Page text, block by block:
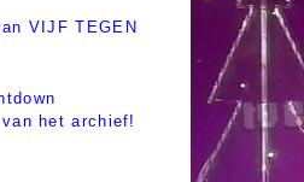
VIJF TEGEN
het archief!